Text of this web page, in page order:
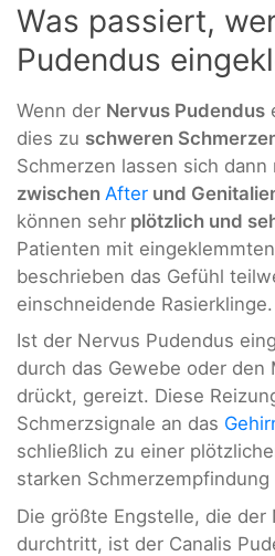
Was passiert,
Pudendus
Wenn der Nervus Pudendus
dies zu schweren
Schmerzen lassen sich
zwischen After und
können sehr plötzlich und
Patienten mit
beschrieben das Gefühl
einschneidende Rasierklinge.
Ist der Nervus Pudendus
durch das Gewebe oder den
drückt, gereizt. Diese
Schmerzsignale an das
schließlich zu einer
starken
Die größte Engstelle, die der
durchtritt, ist der Canalis